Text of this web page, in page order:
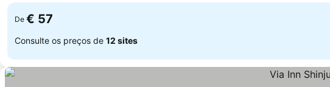
De € 57
Consulte os preços de 12 sites